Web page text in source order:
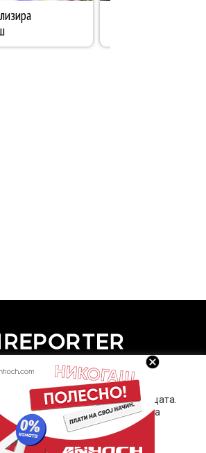
(cookies)
за оптимизирање на страницата.
се од суштинско значење за
а други помагаат да ја
страница и вашето
Напомена: задолжителните